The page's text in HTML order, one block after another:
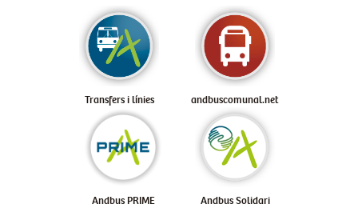
Transfers i línies andbuscomunal.net
Andbus PRIME Andbus Solidari